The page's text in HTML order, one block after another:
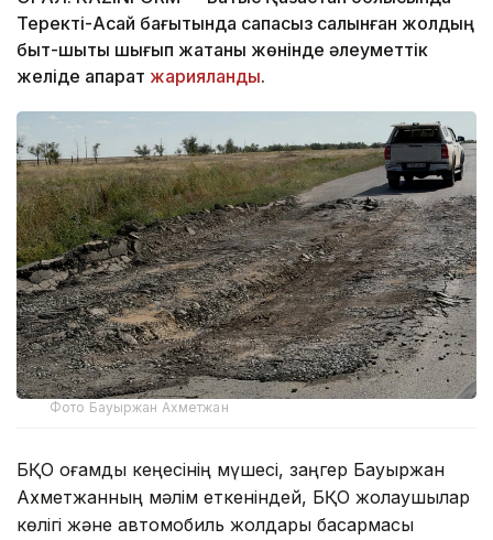
Теректі-Ақсай бағытында сапасыз салынған жолдың
быт-шыты шығып жатқаны жөнінде әлеуметтік
желіде ақпарат жарияланды.
Фото Бауыржан Ахметжан
БҚО қоғамдық кеңесінің мүшесі, заңгер Бауыржан
Ахметжанның мәлім еткеніндей, БҚО жолаушылар
көлігі және автомобиль жолдары басқармасы